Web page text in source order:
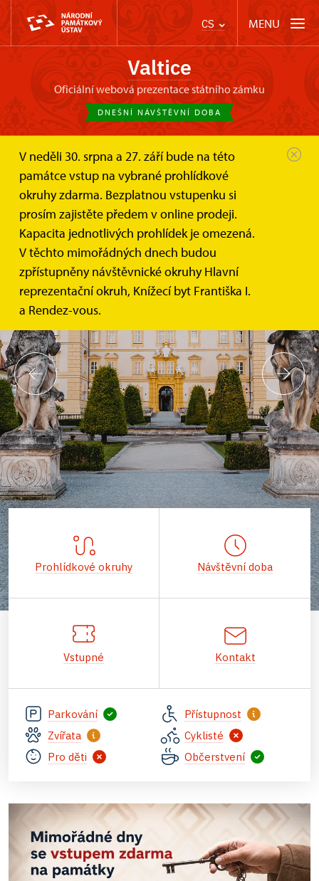
CS MENU
Valtice
oficiální webová prezentace státního zámku
DNEŠNÍ NÁVŠTĚVNÍ DOBA
V neděli 30. srpna a 27. září bude na této
památce vstup na vybrané prohlídkové
okruhy zdarma. Bezplatnou vstupenku si
prosím zajistěte předem v online prodeji.
Kapacita jednotlivých prohlídek je omezená.
V těchto mimořádných dnech budou
zpřístupněny návštěvnické okruhy Hlavní
reprezentační okruh, Knížecí byt Františka I.
a Rendez-vous.
Prohlídkové okruhy Návštěvní doba
Vstupné Kontakt
Parkování
Přístupnost
Zvířata
Cyklisté
Pro děti
Občerstvení